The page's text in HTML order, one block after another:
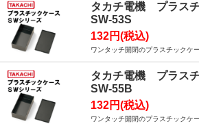
タカチ電機 プラス
SW-53S
132円(税込)
ワンタッチ開閉のプラスチックケ
タカチ電機 プラス
SW-55B
132円(税込)
ワンタッチ開閉のプラスチックケ